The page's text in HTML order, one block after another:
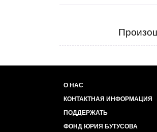
О НАС
КОНТАКТНАЯ ИНФОРМАЦИЯ
ПОДДЕРЖАТЬ
ФОНД ЮРИЯ БУТУСОВА